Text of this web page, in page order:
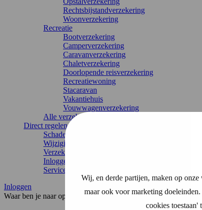
Wij, en derde partijen, maken op
maar ook voor marketing
cookies
Rechtsbijstandverzekering
Woonverzekering
Recreatie
Bootverzekering
Camperverzekering
Caravanverzekering
Chaletverzekering
Doorlopende reisverzekering
Recreatiewoning
Stacaravan
Vakantiehuis
Vouwwagenverzekering
Alle verzekeringen
Direct regelen
Schade melden
Wijziging doorgeven
Verzekering annuleren
Inloggen
Service & contact
Inloggen
Waar ben je naar op zoek?